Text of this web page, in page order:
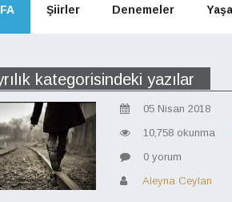
Şiirler Denemeler
kategorisindeki yazılar
05 Nisan 2018
10,758 okunma
0 yorum
Aleyna Ceylan